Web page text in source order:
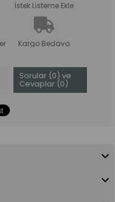
İstek Listeme Ekle
Kargo Bedava
Sorular (0) ve
Cevaplar (0)